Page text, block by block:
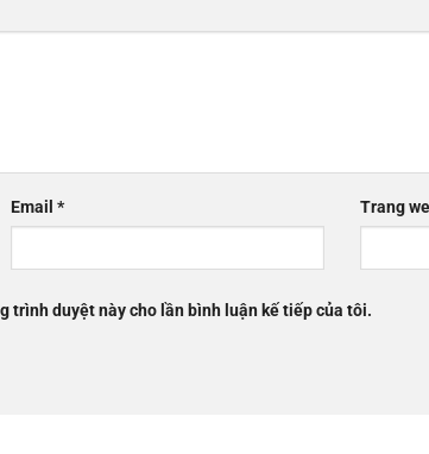
Email* Trang
trình duyệt này cho lần bình luận kế tiếp của tôi.